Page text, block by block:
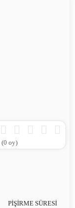
(0 oy)
PİŞİRME SÜRESİ